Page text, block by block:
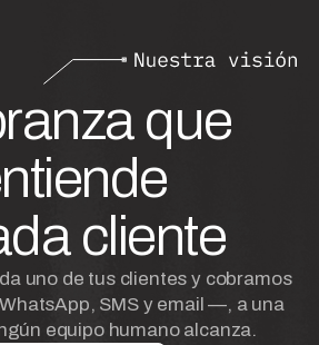
que
cliente
uno de tus clientes y cobramos
SMS y email —, a una
equipo humano alcanza.